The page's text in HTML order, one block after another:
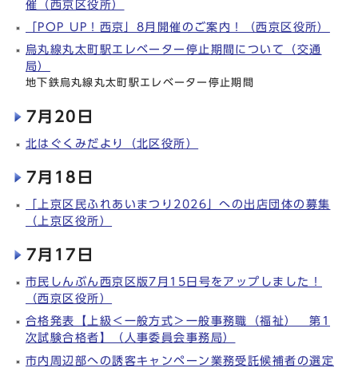
催（西京区役所）
「POP UP！西京」8月開催のご案内！（西京区役所）
烏丸線丸太町駅エレベーター停止期間について（交通
局）
地下鉄烏丸線丸太町駅エレベーター停止期間
7月20日
北はぐくみだより（北区役所）
7月18日
「上京区民ふれあいまつり2026」への出店団体の募集
（上京区役所）
7月17日
市民しんぶん西京区版7月15日号をアップしました！
（西京区役所）
合格発表【上級＜一般方式＞一般事務職（福祉） 第1
次試験合格者】（人事委員会事務局）
市内周辺部への誘客キャンペーン業務受託候補者の選定